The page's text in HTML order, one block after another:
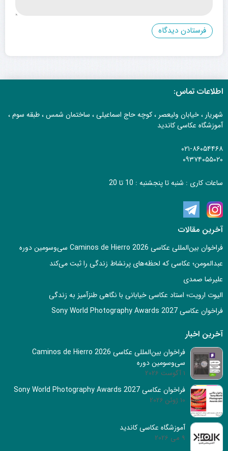
اطلاعات تماس:
شهریار ، خیابان ولیعصر ، کوچه حاج اسماعیلی ، ساختمان شمس ، طبقه سوم ،
آموزشگاه عکاسی کاندید
۰۲۱-۸۶۰۵۴۴۶۸
۰۹۳۷۴۰۵۵۰۲۰
ساعات کاری : شنبه تا پنجشنبه : 10 تا 20
آخرین مقالات
فراخوان بین‌المللی عکاسی Caminos de Hierro 2026 سی‌وسومین دوره
عبدالمومن؛ عکاسی که لحظه‌های پرنشاط زندگی را ثبت می‌کند
علیرضا صمدی
الیوت ارویت؛ استاد عکاسی خیابانی با نگاهی طنزآمیز به زندگی
فراخوان عکاسی Sony World Photography Awards 2027
آخرین اخبار
فراخوان بین‌المللی عکاسی Caminos de Hierro 2026
سی‌وسومین دوره
1 آگوست 2026
فراخوان عکاسی Sony World Photography Awards 2027
10 ژوئن 2026
آموزشگاه عکاسی کاندید
9 می 2026